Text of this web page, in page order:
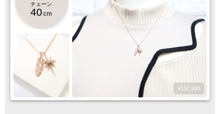
チェーン
40 cm
¥137,500